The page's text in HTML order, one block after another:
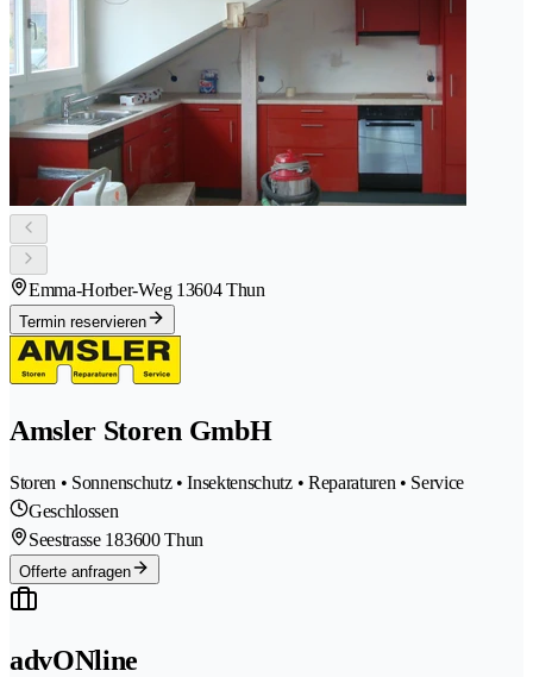
Emma-Horber-Weg 13604 Thun
Termin reservieren
Amsler Storen GmbH
Storen • Sonnenschutz • Insektenschutz • Reparaturen • Service
Geschlossen
Seestrasse 183600 Thun
Offerte anfragen
advONline